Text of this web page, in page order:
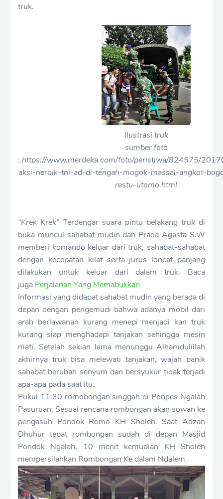
truk.
Ilustrasi truk
sumber foto
: https://www.merdeka.com/foto/peristiwa/824575/
aksi-heroik-tni-ad-di-tengah-mogok-massal-angkot-
restu-utomo.html
“Krek Krek” Terdengar suara pintu belakang truk di
buka muncul sahabat mudin dan Prada Agasta S.W
memberi komando keluar dari truk, sahabat-sahabat
dengan kecepatan kilat serta jurus loncat panjang
dilakukan untuk keluar dari dalam truk. Baca
juga Perjalanan Yang Memabukkan
Informasi yang didapat sahabat mudin yang berada di
depan dengan pengemudi bahwa adanya mobil dari
arah berlawanan kurang menepi menjadi kan truk
kurang siap menghadapi tanjakan sehingga mesin
mati. Setelah sekian lama menunggu Alhamdulillah
akhirnya truk bisa melewati tanjakan, wajah panik
sahabat berubah senyum dan bersyukur tidak terjadi
apa-apa pada saat itu.
Pukul 11.30 romobongan singgah di Ponpes Ngalah
Pasuruan, Sesuai rencana rombongan akan sowan ke
pengasuh Pondok Romo KH Sholeh. Saat Adzan
Dhuhur tepat rombongan sudah di depan Masjid
Pondok Ngalah, 10 menit kemudian KH Sholeh
mempersilahkan Rombongan Ke dalam Ndalem.